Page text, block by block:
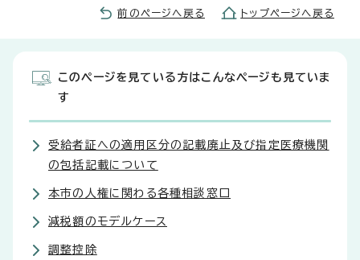
前のページへ戻る トップページへ戻る
このページを見ている方はこんなページも見ていま
す
受給者証への適用区分の記載廃止及び指定医療機関
の包括記載について
本市の人権に関わる各種相談窓口
減税額のモデルケース
調整控除